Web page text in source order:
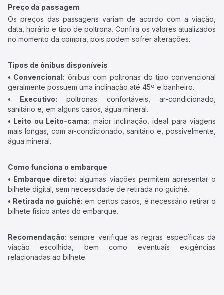
Preço da passagem
Os preços das passagens variam de acordo com a viação,
data, horário e tipo de poltrona. Confira os valores atualizados
no momento da compra, pois podem sofrer alterações.
Tipos de ônibus disponíveis
• Convencional: ônibus com poltronas do tipo convencional
geralmente possuem uma inclinação até 45º e banheiro.
• Executivo: poltronas confortáveis, ar-condicionado,
sanitário e, em alguns casos, água mineral.
• Leito ou Leito-cama: maior inclinação, ideal para viagens
mais longas, com ar-condicionado, sanitário e, possivelmente,
água mineral.
Como funciona o embarque
• Embarque direto: algumas viações permitem apresentar o
bilhete digital, sem necessidade de retirada no guichê.
• Retirada no guichê: em certos casos, é necessário retirar o
bilhete físico antes do embarque.
Recomendação: sempre verifique as regras específicas da
viação escolhida, bem como eventuais exigências
relacionadas ao bilhete.